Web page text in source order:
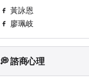
黃詠恩
廖珮岐
💭 諮商心理